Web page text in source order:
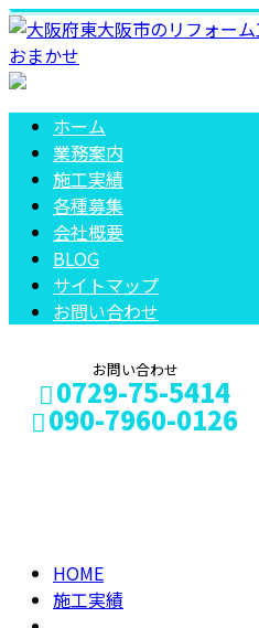
ホーム
業務案内
施工実績
各種募集
会社概要
BLOG
サイトマップ
お問い合わせ
お問い合わせ
0729-75-5414
090-7960-0126
HOME
施工実績